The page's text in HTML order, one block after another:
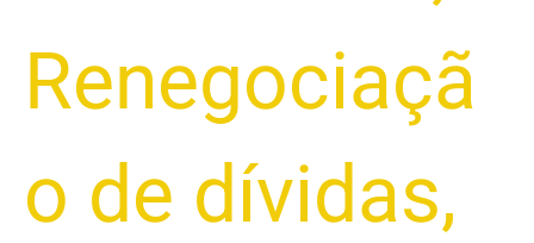
Renegociaçã
o de dívidas,